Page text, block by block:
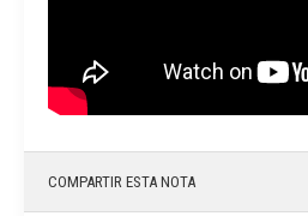
COMPARTIR ESTA NOTA